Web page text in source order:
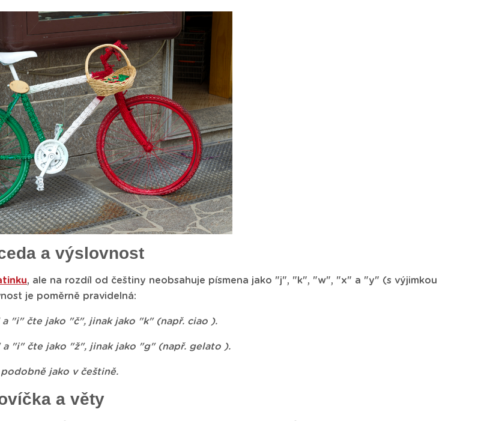
a výslovnost
, ale na rozdíl od češtiny neobsahuje písmena jako "j", "k", "w", "x" a "y" (s výjimkou
je poměrně pravidelná:
"i" čte jako "č", jinak jako "k" (např. ciao ).
a "i" čte jako "ž", jinak jako "g" (např. gelato ).
jako v češtině.
a věty